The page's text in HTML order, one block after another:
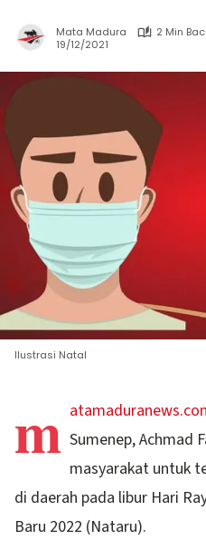
Mata Madura
2 Min
19/12/2021
Ilustrasi Natal
m Sumenep, Achmad
masyarakat untuk
di daerah pada libur Hari
Baru 2022 (Nataru).